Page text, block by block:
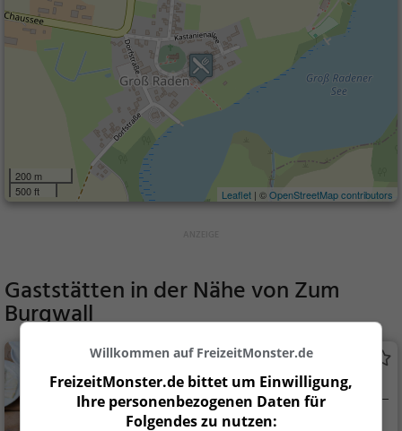
200 m
500 ft
Leaflet | ©OpenStreetMap contributors
Gaststätten in der Nähe vonZum
Burgwall
Eiscafe am Museum
Café in Sternberg
Sternberg
Willkommen auf FreizeitMonster.de
FreizeitMonster.de bittet um Einwilligung,
Ihre personenbezogenen Daten für
Folgendes zu nutzen: